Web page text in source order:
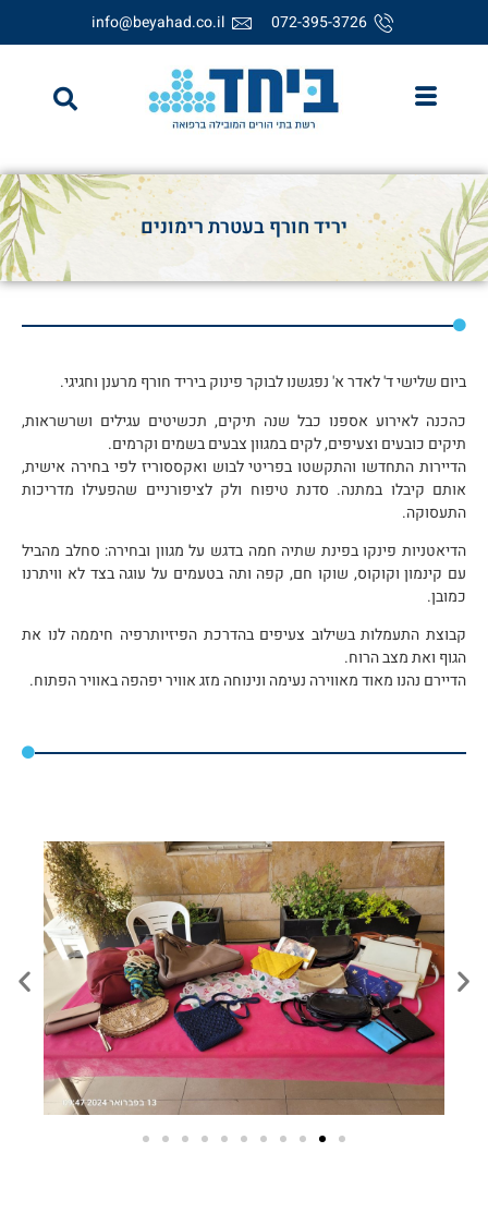
072-395-3726
info@beyahad.co.il
יריד חורף בעטרת רימונים
ביום שלישי ד' לאדר א' נפגשנו לבוקר פינוק ביריד חורף מרענן וחגיגי.
כהכנה לאירוע אספנו כבל שנה תיקים, תכשיטים עגילים ושרשראות,
תיקים כובעים וצעיפים, לקים במגוון צבעים בשמים וקרמים.
הדיירות התחדשו והתקשטו בפריטי לבוש ואקססוריז לפי בחירה אישית,
אותם קיבלו במתנה. סדנת טיפוח ולק לציפורניים שהפעילו מדריכות
התעסוקה.
הדיאטניות פינקו בפינת שתיה חמה בדגש על מגוון ובחירה: סחלב מהביל
עם קינמון וקוקוס, שוקו חם, קפה ותה בטעמים על עוגה בצד לא וויתרנו
כמובן.
קבוצת התעמלות בשילוב צעיפים בהדרכת הפיזיותרפיה חיממה לנו את
הגוף ואת מצב הרוח.
הדיירם נהנו מאוד מאווירה נעימה ונינוחה מזג אוויר יפהפה באוויר הפתוח.